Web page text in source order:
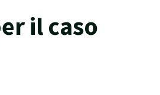
il caso